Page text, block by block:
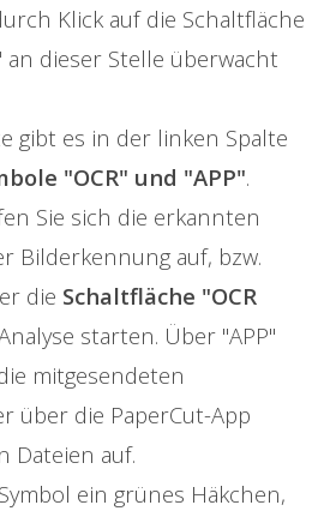
Klick auf die Schaltfläche
an dieser Stelle überwacht
gibt es in der linken Spalte
"OCR" und "APP".
Sie sich die erkannten
Bilderkennung auf, bzw.
die Schaltfläche "OCR
starten. Über "APP"
mitgesendeten
über die PaperCut-App
Dateien auf.
ein grünes Häkchen,